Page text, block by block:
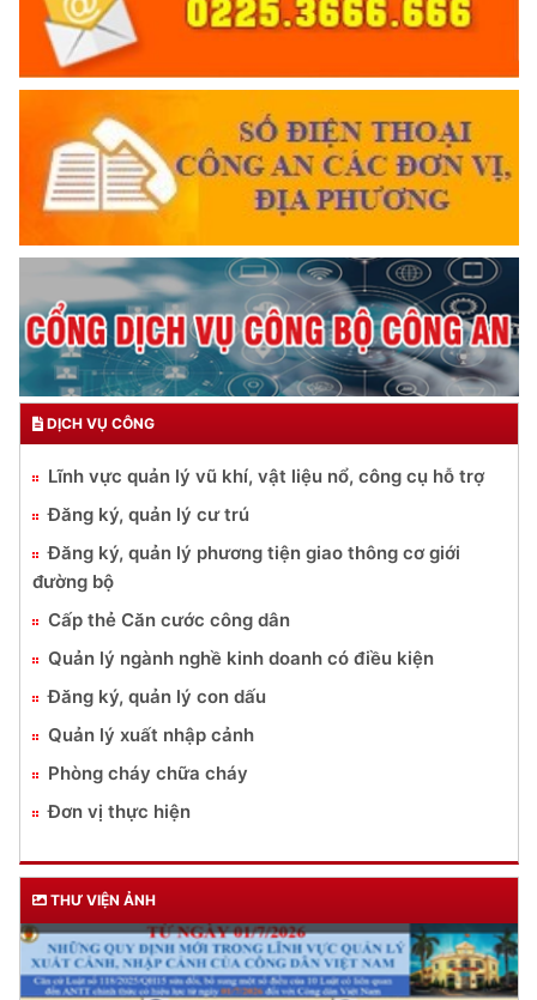
DỊCH VỤ CÔNG
Lĩnh vực quản lý vũ khí, vật liệu nổ, công cụ hỗ trợ
Đăng ký, quản lý cư trú
Đăng ký, quản lý phương tiện giao thông cơ giới
đường bộ
Cấp thẻ Căn cước công dân
Quản lý ngành nghề kinh doanh có điều kiện
Đăng ký, quản lý con dấu
Quản lý xuất nhập cảnh
Phòng cháy chữa cháy
Đơn vị thực hiện
THƯ VIỆN ẢNH